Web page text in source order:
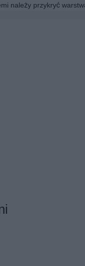
należy przykryć